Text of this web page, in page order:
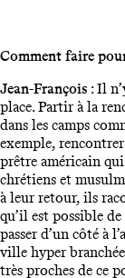
Comment faire
Jean-François : Il
place. Partir à la
dans les camps
exemple,
prêtre américain
chrétiens et
à leur retour, ils
qu’il est possible
passer d’un côté à
ville hyper
très proches de ce